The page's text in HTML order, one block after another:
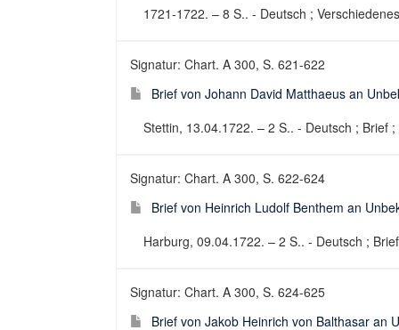
1721-1722. – 8 S.. - Deutsch ;
Signatur: Chart. A 300, S. 621-622
Brief von Johann David Matthaeus an
Stettin, 13.04.1722. – 2 S.. - Deutsch ; Brief
Signatur: Chart. A 300, S. 622-624
Brief von Heinrich Ludolf Benthem an
Harburg, 09.04.1722. – 2 S.. - Deutsch ;
Signatur: Chart. A 300, S. 624-625
Brief von Jakob Heinrich von Balthasar an